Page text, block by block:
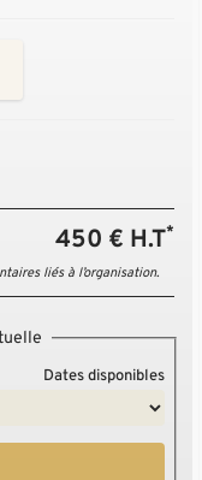
450 € H.T*
liés à l’organisation.
Dates disponibles